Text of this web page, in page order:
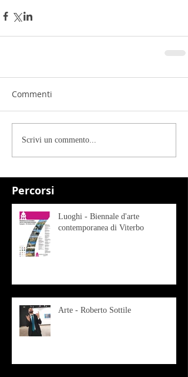
Percorsi
Commenti
Scrivi un commento...
Luoghi - Biennale d'arte
contemporanea di Viterbo
Arte - Roberto Sottile